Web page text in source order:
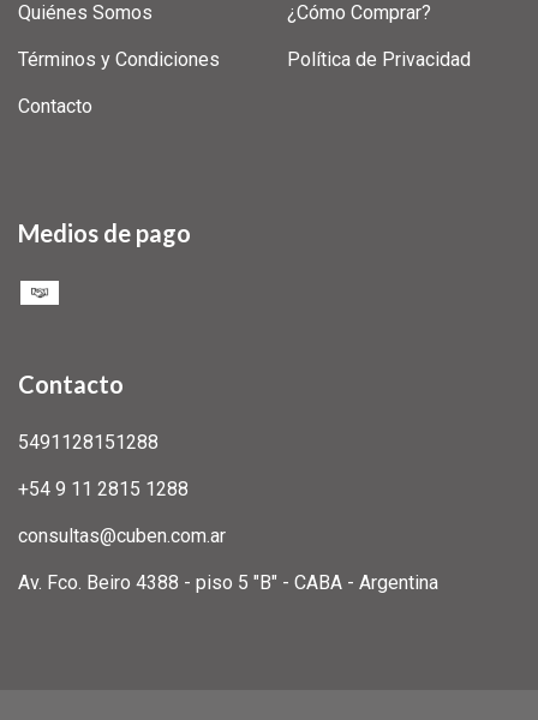
Quiénes Somos ¿Cómo Comprar?
Términos y Condiciones Política de Privacidad
Contacto
Medios de pago
Contacto
5491128151288
+54 9 11 2815 1288
consultas@cuben.com.ar
Av. Fco. Beiro 4388 - piso 5 "B" - CABA - Argentina